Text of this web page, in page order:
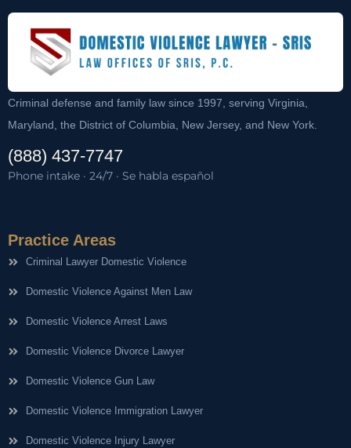
Criminal defense and family law since 1997, serving Virginia,
Maryland, the District of Columbia, New Jersey, and New York.
(888) 437-7747
Phone intake · 24/7 · Se habla español
Practice Areas
Criminal Lawyer Domestic Violence
Domestic Violence Against Men Law
Domestic Violence Arrest Laws
Domestic Violence Divorce Lawyer
Domestic Violence Gun Law
Domestic Violence Immigration Lawyer
Domestic Violence Injury Lawyer